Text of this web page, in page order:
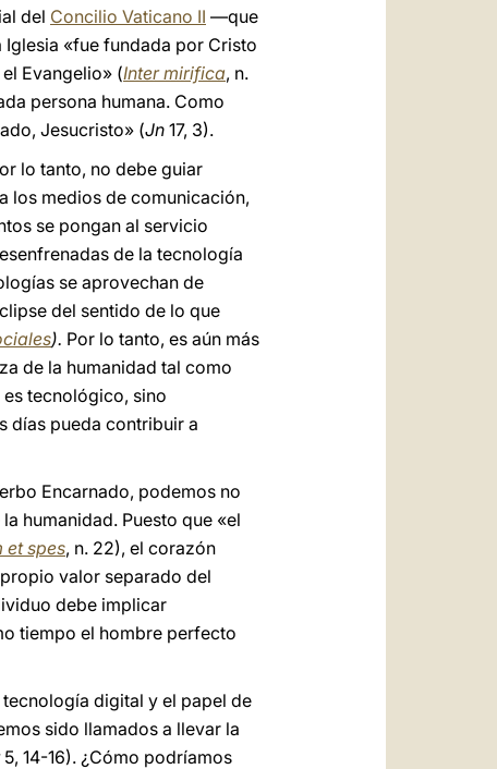
del Concilio Vaticano II —que
«fue fundada por Cristo
Evangelio» (Inter mirifica, n.
persona humana. Como
Jesucristo» (Jn 17, 3).
lo tanto, no debe guiar
los medios de comunicación,
se pongan al servicio
de la tecnología
se aprovechan de
del sentido de lo que
). Por lo tanto, es aún más
de la humanidad tal como
tecnológico, sino
días pueda contribuir a
Encarnado, podemos no
humanidad. Puesto que «el
et spes, n. 22), el corazón
valor separado del
debe implicar
tiempo el hombre perfecto
digital y el papel de
sido llamados a llevar la
5, 14-16). ¿Cómo podríamos